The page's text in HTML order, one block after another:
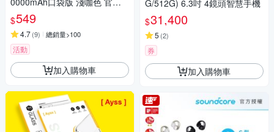
旗艦館
$549
4.7(9) 總銷量>100
活動
加入購物車
G/512G) 6.3吋 4鏡頭智慧手機
$31,400
5 (2)
券
加入購物車